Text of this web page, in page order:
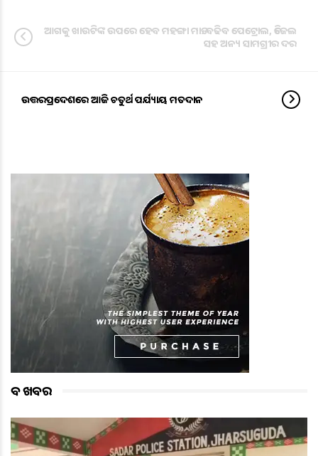
ଆଗକୁ ଖାଉଟିଙ୍କ ଉପରେ ହେବ ମହଙ୍ଗା ମାଡ: ବଢିବ ପେଟ୍ରୋଲ, ଡିଜେଲ
ସହ ଅନ୍ୟ ସାମଗ୍ରୀର ଦର
ଉତ୍ତରପ୍ରଦେଶରେ ଆଜି ଚତୁର୍ଥ ପର୍ଯ୍ୟାୟ ମତଦାନ
ବଡ ଖବର